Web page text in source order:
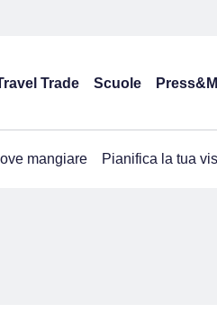
Trade Scuole
mangiare Pianifica la tua